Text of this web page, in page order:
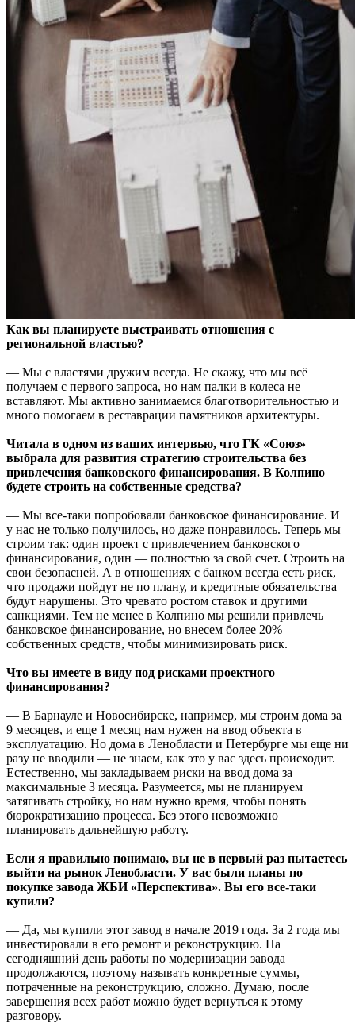
Как вы планируете выстраивать отношения с
региональной властью?
— Мы с властями дружим всегда. Не скажу, что мы всё
получаем с первого запроса, но нам палки в колеса не
вставляют. Мы активно занимаемся благотворительностью и
много помогаем в реставрации памятников архитектуры.
Читала в одном из ваших интервью, что ГК «Союз»
выбрала для развития стратегию строительства без
привлечения банковского финансирования. В Колпино
будете строить на собственные средства?
— Мы все-таки попробовали банковское финансирование. И
у нас не только получилось, но даже понравилось. Теперь мы
строим так: один проект с привлечением банковского
финансирования, один — полностью за свой счет. Строить на
свои безопасней. А в отношениях с банком всегда есть риск,
что продажи пойдут не по плану, и кредитные обязательства
будут нарушены. Это чревато ростом ставок и другими
санкциями. Тем не менее в Колпино мы решили привлечь
банковское финансирование, но внесем более 20%
собственных средств, чтобы минимизировать риск.
Что вы имеете в виду под рисками проектного
финансирования?
— В Барнауле и Новосибирске, например, мы строим дома за
9 месяцев, и еще 1 месяц нам нужен на ввод объекта в
эксплуатацию. Но дома в Ленобласти и Петербурге мы еще ни
разу не вводили — не знаем, как это у вас здесь происходит.
Естественно, мы закладываем риски на ввод дома за
максимальные 3 месяца. Разумеется, мы не планируем
затягивать стройку, но нам нужно время, чтобы понять
бюрократизацию процесса. Без этого невозможно
планировать дальнейшую работу.
Если я правильно понимаю, вы не в первый раз пытаетесь
выйти на рынок Ленобласти. У вас были планы по
покупке завода ЖБИ «Перспектива». Вы его все-таки
купили?
— Да, мы купили этот завод в начале 2019 года. За 2 года мы
инвестировали в его ремонт и реконструкцию. На
сегодняшний день работы по модернизации завода
продолжаются, поэтому называть конкретные суммы,
потраченные на реконструкцию, сложно. Думаю, после
завершения всех работ можно будет вернуться к этому
разговору.